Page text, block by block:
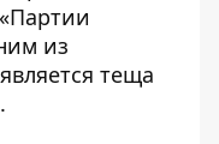
из
теща